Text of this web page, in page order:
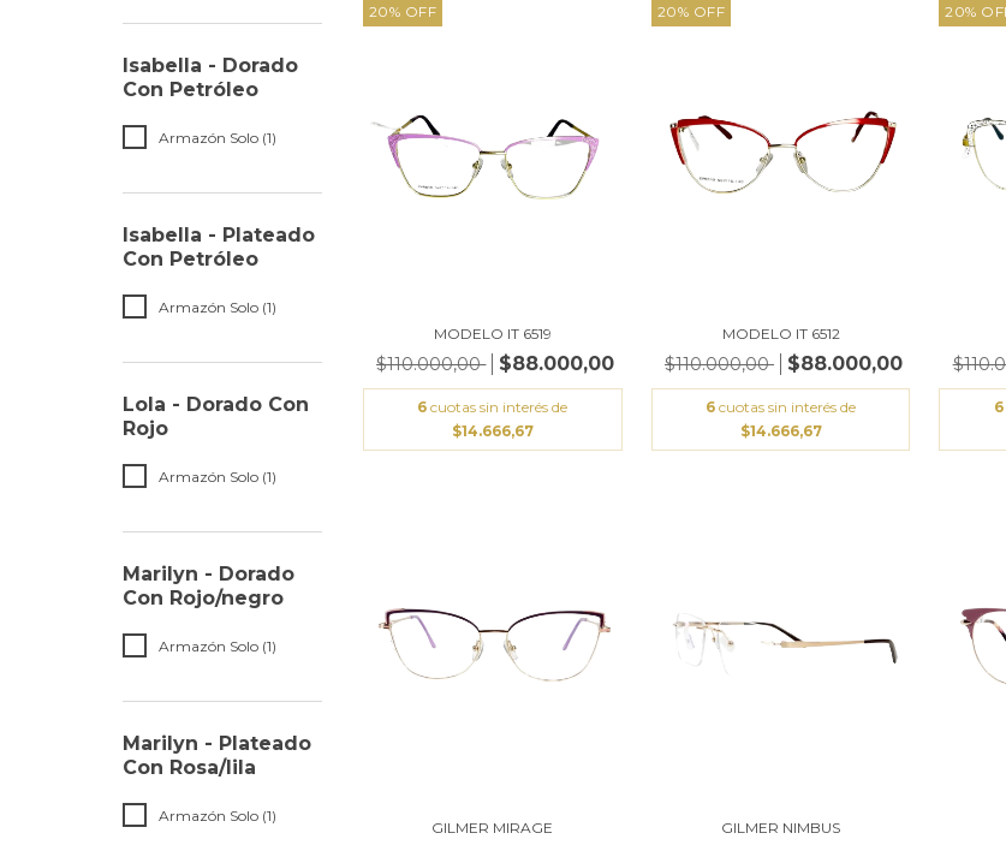
Isabella - Dorado
Con Petróleo
Armazón Solo (1)
Isabella - Plateado
Con Petróleo
Armazón Solo (1)
Lola - Dorado Con
Rojo
Armazón Solo (1)
Marilyn - Dorado
Con Rojo/negro
Armazón Solo (1)
Marilyn - Plateado
Con Rosa/lila
Armazón Solo (1)
20% OFF
MODELO IT 6519
$110.000,00 $88.000,00
6 cuotas sin interés de
$14.666,67
20% OFF
MODELO IT 6512
$110.000,00 $88.000,00
6 cuotas sin interés de
$14.666,67
20%
6
GILMER MIRAGE GILMER NIMBUS